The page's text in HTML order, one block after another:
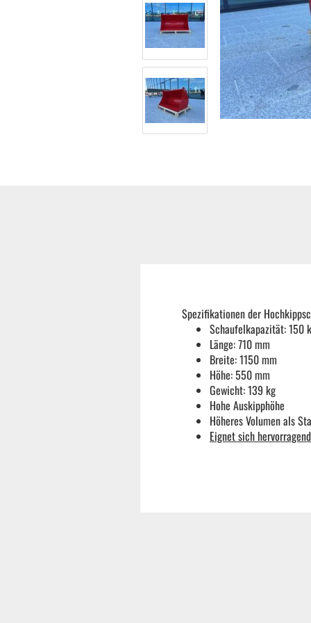
Hoflader / Agrarfahrzeug
Gummiketten Minibagger
Verschleißteile | Ersatzteile
Reifenmontiermaschine
Wuchtmaschinen
Spezifikationen der
Schaufelkapazität: 150
Länge: 710 mm
Breite: 1150 mm
Höhe: 550 mm
Gewicht: 139 kg
Hohe Auskipphöhe
Höheres Volumen als
Eignet sich